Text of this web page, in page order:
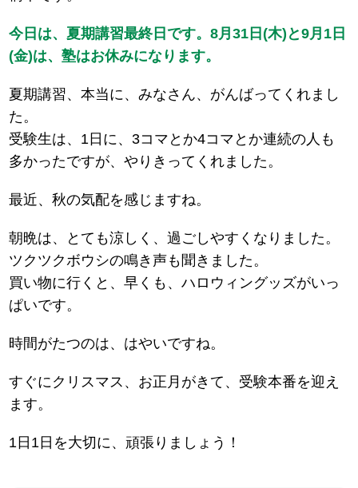
今日は、夏期講習最終日です。8月31日(木)と9月1日
(金)は、塾はお休みになります。
夏期講習、本当に、みなさん、がんばってくれまし
た。
受験生は、1日に、3コマとか4コマとか連続の人も
多かったですが、やりきってくれました。
最近、秋の気配を感じますね。
朝晩は、とても涼しく、過ごしやすくなりました。
ツクツクボウシの鳴き声も聞きました。
買い物に行くと、早くも、ハロウィングッズがいっ
ぱいです。
時間がたつのは、はやいですね。
すぐにクリスマス、お正月がきて、受験本番を迎え
ます。
1日1日を大切に、頑張りましょう！